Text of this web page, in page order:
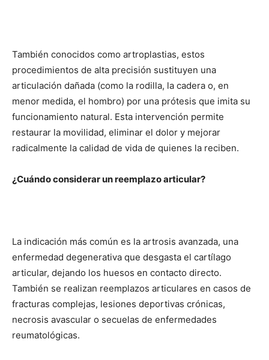
También conocidos como artroplastias, estos
procedimientos de alta precisión sustituyen una
articulación dañada (como la rodilla, la cadera o, en
menor medida, el hombro) por una prótesis que imita su
funcionamiento natural. Esta intervención permite
restaurar la movilidad, eliminar el dolor y mejorar
radicalmente la calidad de vida de quienes la reciben.
¿Cuándo considerar un reemplazo articular?
La indicación más común es la artrosis avanzada, una
enfermedad degenerativa que desgasta el cartílago
articular, dejando los huesos en contacto directo.
También se realizan reemplazos articulares en casos de
fracturas complejas, lesiones deportivas crónicas,
necrosis avascular o secuelas de enfermedades
reumatológicas.